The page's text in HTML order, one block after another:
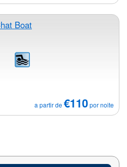
Boat
a partir de€110por noite